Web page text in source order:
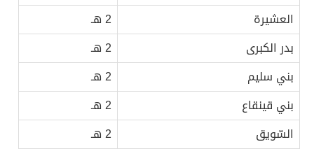
العشيرة
2 هـ
بدر الكبرى
2 هـ
بني سليم
2 هـ
بني قينقاع
2 هـ
السّويق
2 هـ